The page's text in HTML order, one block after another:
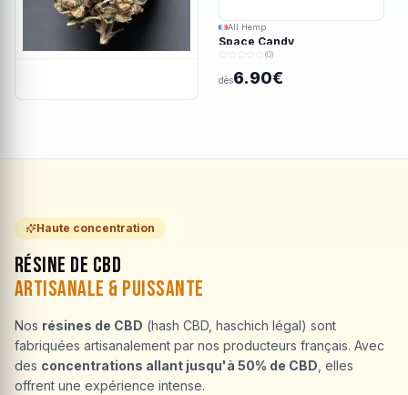
All Hemp
Space Candy
(0)
dès6.90€
Haute concentration
Résine de CBD
Artisanale & Puissante
Nos résines de CBD (hash CBD, haschich légal) sont
fabriquées artisanalement par nos producteurs français. Avec
des concentrations allant jusqu'à 50% de CBD , elles
offrent une expérience intense.